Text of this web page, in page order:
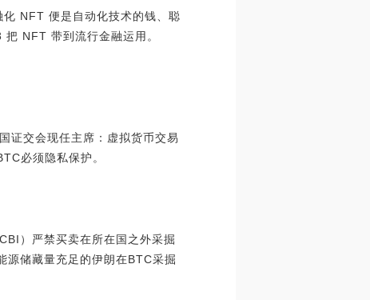
NFT 便是自动化技术的钱、聪
NFT 带到流行金融运用。
证交会现任主席：虚拟货币交易
必须隐私保护。
）严禁买卖在所在国之外采掘
源储藏量充足的伊朗在BTC采掘